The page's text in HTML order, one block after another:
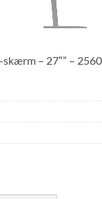
– 27″” –